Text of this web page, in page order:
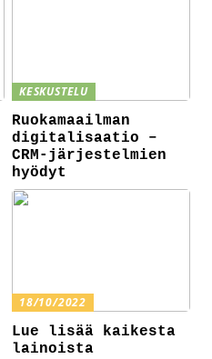
KESKUSTELU
Ruokamaailman
digitalisaatio –
CRM-järjestelmien
hyödyt
18/10/2022
Lue lisää kaikesta
lainoista